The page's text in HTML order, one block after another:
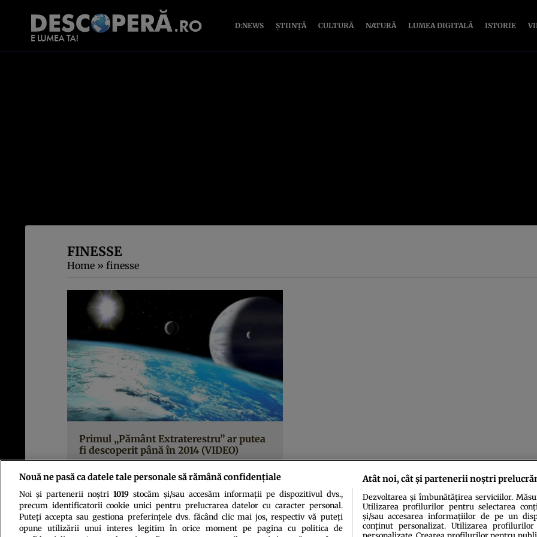
D:NEWS ȘTIINȚĂ CULTURĂ NATURĂ LUMEA DIGITALĂ ISTORIE
FINESSE
Home » finesse
Primul „Pământ Extraterestru” ar putea
fi descoperit până în 2014 (VIDEO)
Nouă ne pasă ca datele tale personale să rămână confidențiale
Noi și partenerii noștri 1019stocăm și/sau accesăm informații pe dispozitivul dvs.,
precum identificatorii cookie unici pentru prelucrarea datelor cu caracter personal.
Puteți accepta sau gestiona preferințele dvs. făcând clic mai jos, respectiv vă puteți
opune utilizării unui interes legitim în orice moment pe pagina cu politica de
Atât noi, cât și partenerii noștri
Dezvoltarea și îmbunătățirea serviciilor.
Utilizarea profilurilor pentru selectarea
și/sau accesarea informațiilor de pe un
conținut personalizat. Utilizarea
personalizate. Crearea profilurilor pentru